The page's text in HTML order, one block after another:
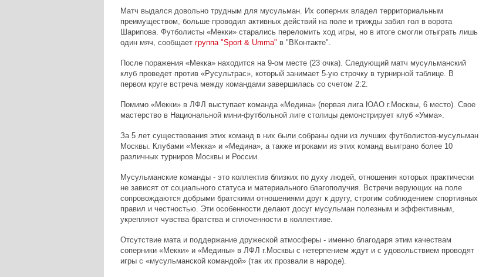
Матч выдался довольно трудным для мусульман. Их соперник владел территориальным
преимуществом, больше проводил активных действий на поле и трижды забил гол в ворота
Шарипова. Футболисты «Мекки» старались переломить ход игры, но в итоге смогли отыграть лишь
один мяч, сообщает группа "Sport & Umma" в "ВКонтакте".
После поражения «Мекка» находится на 9-ом месте (23 очка). Следующий матч мусульманский
клуб проведет против «Русультрас», который занимает 5-ую строчку в турнирной таблице. В
первом круге встреча между командами завершилась со счетом 2:2.
Помимо «Мекки» в ЛФЛ выступает команда «Медина» (первая лига ЮАО г.Москвы, 6 место). Свое
мастерство в Национальной мини-футбольной лиге столицы демонстрирует клуб «Умма».
За 5 лет существования этих команд в них были собраны одни из лучших футболистов-мусульман
Москвы. Клубами «Мекка» и «Медина», а также игроками из этих команд выиграно более 10
различных турниров Москвы и России.
Мусульманские команды - это коллектив близких по духу людей, отношения которых практически
не зависят от социального статуса и материального благополучия. Встречи верующих на поле
сопровождаются добрыми братскими отношениями друг к другу, строгим соблюдением спортивных
правил и честностью. Эти особенности делают досуг мусульман полезным и эффективным,
укрепляют чувства братства и сплоченности в коллективе.
Отсутствие мата и поддержание дружеской атмосферы - именно благодаря этим качествам
соперники «Мекки» и «Медины» в ЛФЛ г.Москвы с нетерпением ждут и с удовольствием проводят
игры с «мусульманской командой» (так их прозвали в народе).